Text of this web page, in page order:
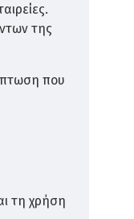
για 3
της
που
τη χρήση